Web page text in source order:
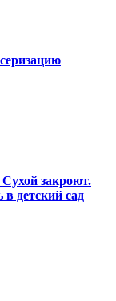
закроют.
детский сад